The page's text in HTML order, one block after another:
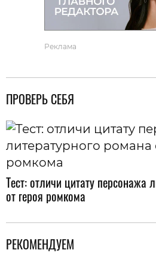
Реклама
ПРОВЕРЬ СЕБЯ
Тест: отличи цитату персонажа
от героя ромкома
РЕКОМЕНДУЕМ